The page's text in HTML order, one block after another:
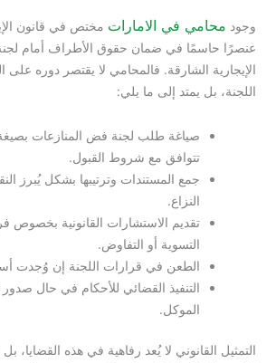
وجود محامي في الامارات مختص في قانون
عنصرًا حاسمًا في ضمان حقوق الأطراف أمام
الإيجارية الشارقة. فالمحامي لا يقتصر دوره على
اللجنة، بل يمتد إلى ما يلي:
صياغة طلب لجنة فض المنازعات بصيغة
تتوافق مع شروط القبول.
جمع المستندات وترتيبها بشكل يُبرز
النزاع.
تقديم الاستشارات القانونية
التسوية أو التفاوض.
الطعن في قرارات اللجنة إن وُجدت
التنفيذ القضائي للأحكام في حال
الموكل.
التمثيل القانوني لا يُعد رفاهية في هذه القضايا،